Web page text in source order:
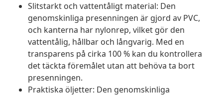
Slitstarkt och vattentåligt material: Den
genomskinliga presenningen är gjord av PVC,
och kanterna har nylonrep, vilket gör den
vattentålig, hållbar och långvarig. Med en
transparens på cirka 100 % kan du kontrollera
det täckta föremålet utan att behöva ta bort
presenningen.
Praktiska öljetter: Den genomskinliga